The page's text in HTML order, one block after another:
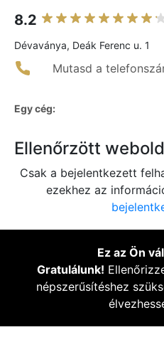
8.2
Dévaványa, Deák Ferenc u. 1
Mutasd a
Egy cég:
Ellenőrzött
Csak a bejelentkezett
ezekhez az
Ez az Ön
Gratulálunk!
népszerűsítéshez